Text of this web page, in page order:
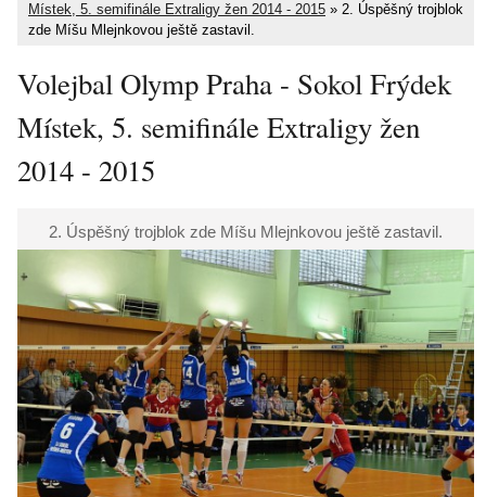
Místek, 5. semifinále Extraligy žen 2014 - 2015 » 2. Úspěšný trojblok
zde Míšu Mlejnkovou ještě zastavil.
Volejbal Olymp Praha - Sokol Frýdek
Místek, 5. semifinále Extraligy žen
2014 - 2015
2. Úspěšný trojblok zde Míšu Mlejnkovou ještě zastavil.